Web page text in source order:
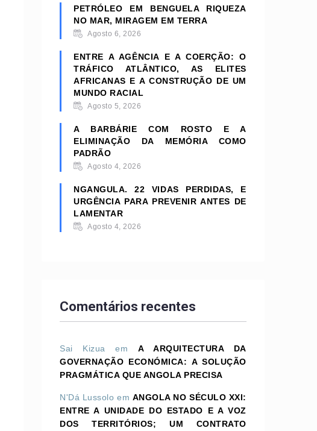
PETRÓLEO EM BENGUELA RIQUEZA
NO MAR, MIRAGEM EM TERRA
Agosto 6, 2026
ENTRE A AGÊNCIA E A COERÇÃO: O
TRÁFICO ATLÂNTICO, AS ELITES
AFRICANAS E A CONSTRUÇÃO DE UM
MUNDO RACIAL
Agosto 5, 2026
A BARBÁRIE COM ROSTO E A
ELIMINAÇÃO DA MEMÓRIA COMO
PADRÃO
Agosto 4, 2026
NGANGULA. 22 VIDAS PERDIDAS, E
URGÊNCIA PARA PREVENIR ANTES DE
LAMENTAR
Agosto 4, 2026
Comentários recentes
Sai Kizua emA ARQUITECTURA DA
GOVERNAÇÃO ECONÓMICA: A SOLUÇÃO
PRAGMÁTICA QUE ANGOLA PRECISA
N'Dá Lussolo em ANGOLA NO SÉCULO XXI:
ENTRE A UNIDADE DO ESTADO E A VOZ
DOS TERRITÓRIOS; UM CONTRATO